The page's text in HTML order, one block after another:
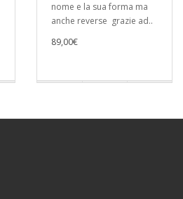
nome e la sua forma ma
anche reverse grazie ad..
89,00€